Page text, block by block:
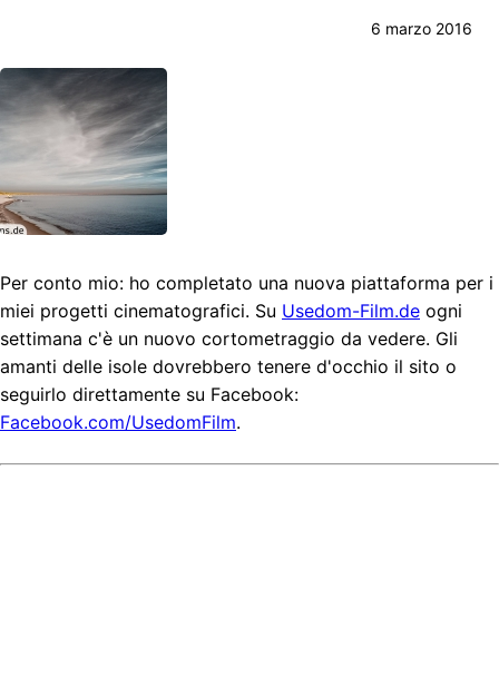
6 marzo 2016
Per conto mio: ho completato una nuova piattaforma per i
miei progetti cinematografici. Su Usedom-Film.de ogni
settimana c'è un nuovo cortometraggio da vedere. Gli
amanti delle isole dovrebbero tenere d'occhio il sito o
seguirlo direttamente su Facebook:
Facebook.com/UsedomFilm.